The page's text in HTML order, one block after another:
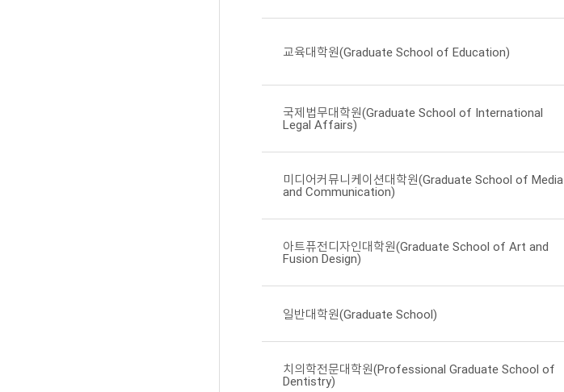
교육대학원(Graduate School of Education)
국제법무대학원(Graduate School of International
Legal Affairs)
미디어커뮤니케이션대학원(Graduate School of Media
and Communication)
아트퓨전디자인대학원(Graduate School of Art and
Fusion Design)
일반대학원(Graduate School)
치의학전문대학원(Professional Graduate School of
Dentistry)